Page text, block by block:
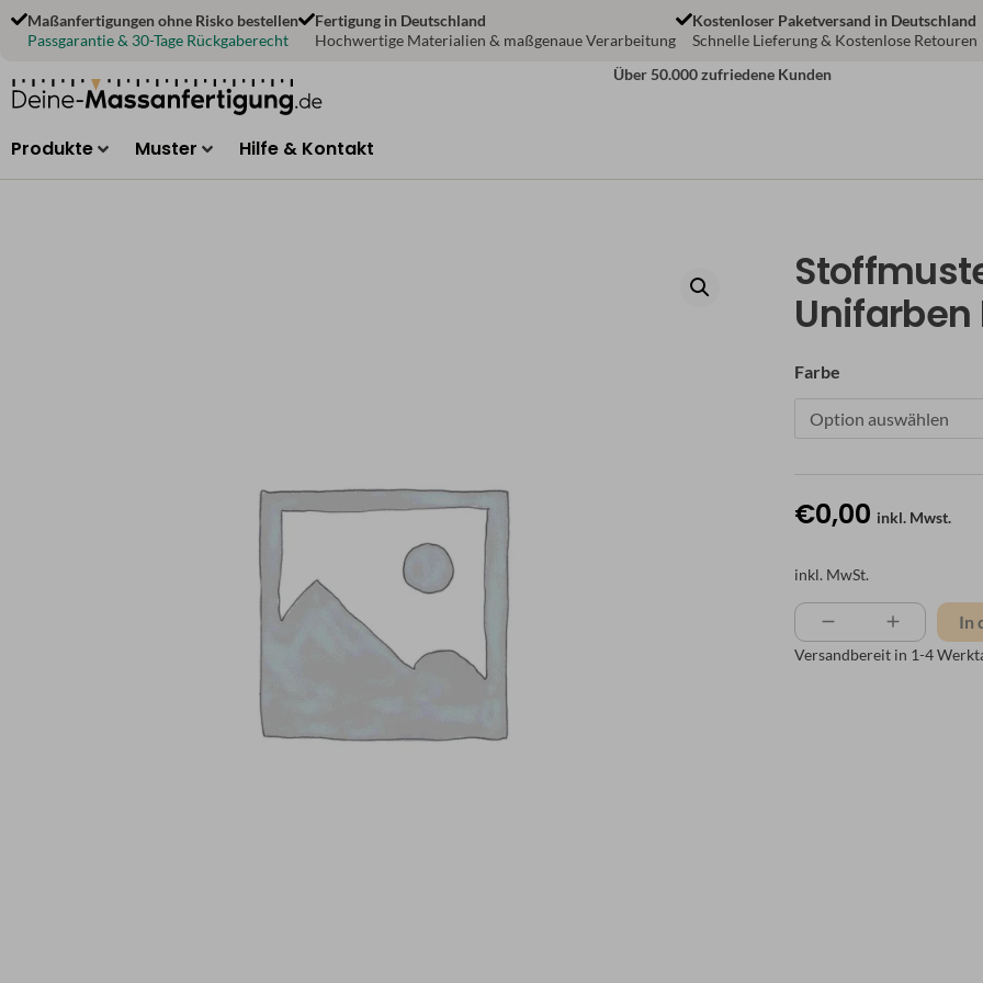
Zum
Inhalt
Maßanfertigungen ohne Risko bestellen
Passgarantie & 30-Tage Rückgaberecht
Fertigung in Deutschland
Hochwertige Materialien & maßgenaue Verarbeitung
Kostenloser Paketversand in Deutschland
Schnelle Lieferung & Kostenlose Retouren
Über 50.000 zufriedene Kunden
Produkte Muster Hilfe & Kontakt
Unifarben
Farbe
€0,00 inkl. Mwst.
inkl. MwSt.
Stoffmuster
-
Blickdichtes
Unifarben
Pearl
In
Versandbereit in 1-4